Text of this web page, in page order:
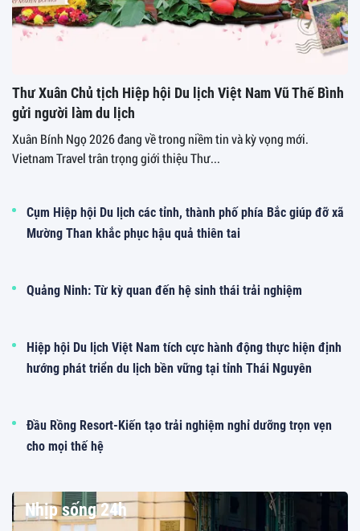
Thư Xuân Chủ tịch Hiệp hội Du lịch Việt Nam Vũ Thế Bình
gửi người làm du lịch
Xuân Bính Ngọ 2026 đang về trong niềm tin và kỳ vọng mới.
Vietnam Travel trân trọng giới thiệu Thư...
Cụm Hiệp hội Du lịch các tỉnh, thành phố phía Bắc giúp đỡ xã
Mường Than khắc phục hậu quả thiên tai
Quảng Ninh: Từ kỳ quan đến hệ sinh thái trải nghiệm
Hiệp hội Du lịch Việt Nam tích cực hành động thực hiện định
hướng phát triển du lịch bền vững tại tỉnh Thái Nguyên
Đầu Rồng Resort-Kiến tạo trải nghiệm nghỉ dưỡng trọn vẹn
cho mọi thế hệ
Nhịp sống 24h